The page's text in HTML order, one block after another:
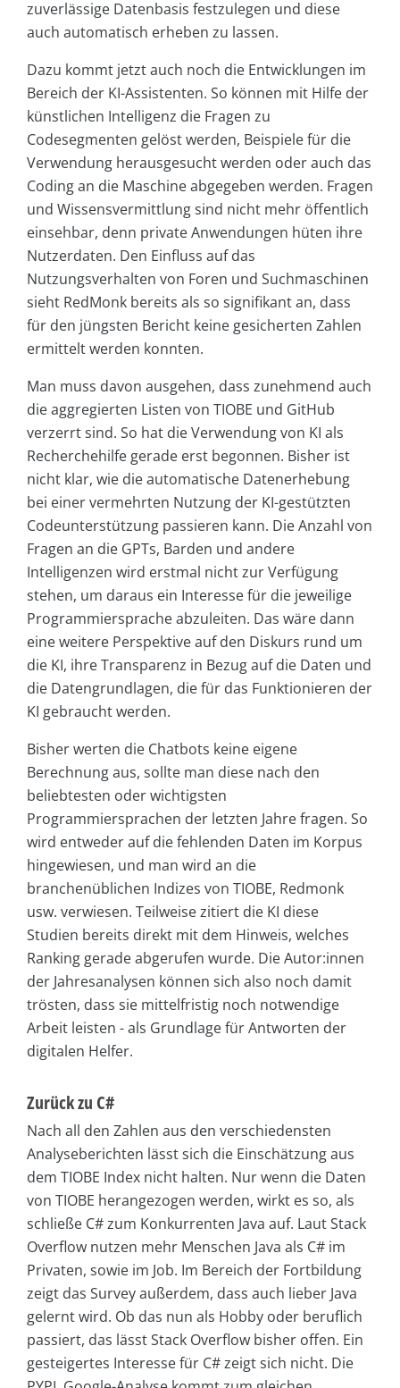
zuverlässige Datenbasis festzulegen und diese
auch automatisch erheben zu lassen.
Dazu kommt jetzt auch noch die Entwicklungen im
Bereich der KI-Assistenten. So können mit Hilfe der
künstlichen Intelligenz die Fragen zu
Codesegmenten gelöst werden, Beispiele für die
Verwendung herausgesucht werden oder auch das
Coding an die Maschine abgegeben werden. Fragen
und Wissensvermittlung sind nicht mehr öffentlich
einsehbar, denn private Anwendungen hüten ihre
Nutzerdaten. Den Einfluss auf das
Nutzungsverhalten von Foren und Suchmaschinen
sieht RedMonk bereits als so signifikant an, dass
für den jüngsten Bericht keine gesicherten Zahlen
ermittelt werden konnten.
Man muss davon ausgehen, dass zunehmend auch
die aggregierten Listen von TIOBE und GitHub
verzerrt sind. So hat die Verwendung von KI als
Recherchehilfe gerade erst begonnen. Bisher ist
nicht klar, wie die automatische Datenerhebung
bei einer vermehrten Nutzung der KI-gestützten
Codeunterstützung passieren kann. Die Anzahl von
Fragen an die GPTs, Barden und andere
Intelligenzen wird erstmal nicht zur Verfügung
stehen, um daraus ein Interesse für die jeweilige
Programmiersprache abzuleiten. Das wäre dann
eine weitere Perspektive auf den Diskurs rund um
die KI, ihre Transparenz in Bezug auf die Daten und
die Datengrundlagen, die für das Funktionieren der
KI gebraucht werden.
Bisher werten die Chatbots keine eigene
Berechnung aus, sollte man diese nach den
beliebtesten oder wichtigsten
Programmiersprachen der letzten Jahre fragen. So
wird entweder auf die fehlenden Daten im Korpus
hingewiesen, und man wird an die
branchenüblichen Indizes von TIOBE, Redmonk
usw. verwiesen. Teilweise zitiert die KI diese
Studien bereits direkt mit dem Hinweis, welches
Ranking gerade abgerufen wurde. Die Autor:innen
der Jahresanalysen können sich also noch damit
trösten, dass sie mittelfristig noch notwendige
Arbeit leisten - als Grundlage für Antworten der
digitalen Helfer.
Zurück zu C#
Nach all den Zahlen aus den verschiedensten
Analyseberichten lässt sich die Einschätzung aus
dem TIOBE Index nicht halten. Nur wenn die Daten
von TIOBE herangezogen werden, wirkt es so, als
schließe C# zum Konkurrenten Java auf. Laut Stack
Overflow nutzen mehr Menschen Java als C# im
Privaten, sowie im Job. Im Bereich der Fortbildung
zeigt das Survey außerdem, dass auch lieber Java
gelernt wird. Ob das nun als Hobby oder beruflich
passiert, das lässt Stack Overflow bisher offen. Ein
gesteigertes Interesse für C# zeigt sich nicht. Die